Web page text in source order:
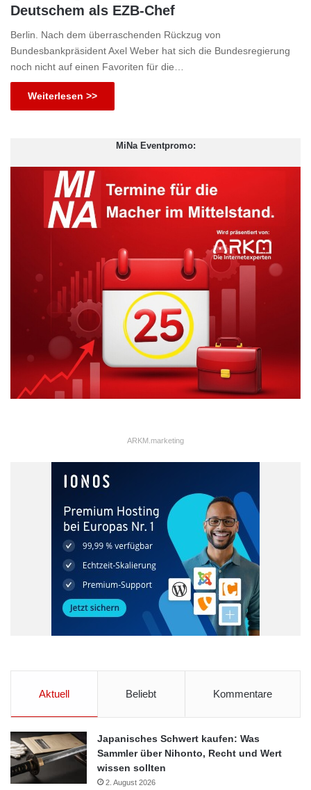
Deutschem als EZB-Chef
Berlin. Nach dem überraschenden Rückzug von
Bundesbankpräsident Axel Weber hat sich die Bundesregierung
noch nicht auf einen Favoriten für die…
Weiterlesen >>
MiNa Eventpromo:
ARKM.marketing
Aktuell Beliebt Kommentare
Japanisches Schwert kaufen: Was
Sammler über Nihonto, Recht und Wert
wissen sollten
2. August 2026